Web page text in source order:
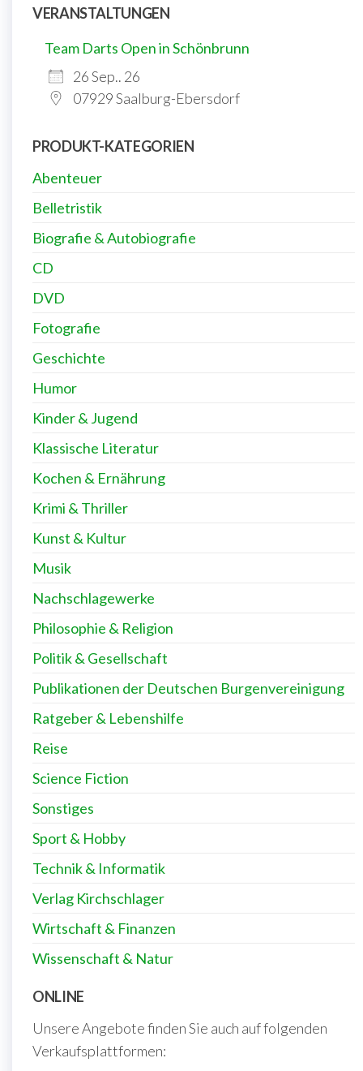
VERANSTALTUNGEN
Team Darts Open in Schönbrunn
26 Sep.. 26
07929 Saalburg-Ebersdorf
PRODUKT-KATEGORIEN
Abenteuer
Belletristik
Biografie & Autobiografie
CD
DVD
Fotografie
Geschichte
Humor
Kinder & Jugend
Klassische Literatur
Kochen & Ernährung
Krimi & Thriller
Kunst & Kultur
Musik
Nachschlagewerke
Philosophie & Religion
Politik & Gesellschaft
Publikationen der Deutschen Burgenvereinigung
Ratgeber & Lebenshilfe
Reise
Science Fiction
Sonstiges
Sport & Hobby
Technik & Informatik
Verlag Kirchschlager
Wirtschaft & Finanzen
Wissenschaft & Natur
ONLINE
Unsere Angebote finden Sie auch auf folgenden
Verkaufsplattformen: